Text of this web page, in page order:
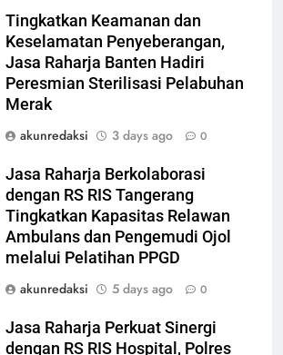
Tingkatkan Keamanan dan
Keselamatan Penyeberangan,
Jasa Raharja Banten Hadiri
Peresmian Sterilisasi Pelabuhan
Merak
akunredaksi
3 days ago 0
Jasa Raharja Berkolaborasi
dengan RS RIS Tangerang
Tingkatkan Kapasitas Relawan
Ambulans dan Pengemudi Ojol
melalui Pelatihan PPGD
akunredaksi
5 days ago 0
Jasa Raharja Perkuat Sinergi
dengan RS RIS Hospital, Polres